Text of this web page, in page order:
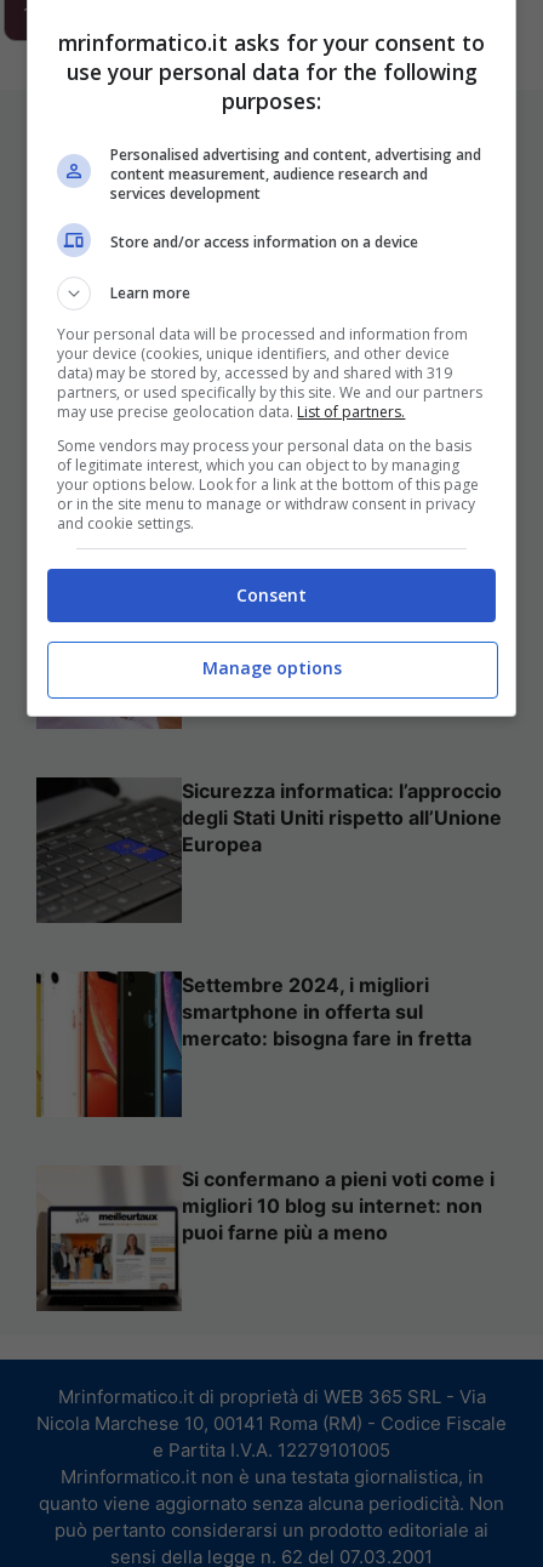
1
I Pro E I Contro Di Una Nuova Moda
Che Punta A Cambiare Il Tabacco
Per Sempre
25 Novembre 2025
Come mettere in sicurezza il
proprio sito web
Sicurezza informatica: l’approccio
degli Stati Uniti rispetto all’Unione
Europea
Settembre 2024, i migliori
smartphone in offerta sul
mercato: bisogna fare in fretta
Si confermano a pieni voti come i
migliori 10 blog su internet: non
puoi farne più a meno
Mrinformatico.it di proprietà di WEB 365 SRL - Via
Nicola Marchese 10, 00141 Roma (RM) - Codice Fiscale
e Partita I.V.A. 12279101005
Mrinformatico.it non è una testata giornalistica, in
quanto viene aggiornato senza alcuna periodicità. Non
può pertanto considerarsi un prodotto editoriale ai
sensi della legge n. 62 del 07.03.2001
mrinformatico.it asks for your consent to
use your personal data for the following
purposes:
Personalised advertising and content, advertising and
content measurement, audience research and
services development
Store and/or access information on a device
Learn more
Your personal data will be processed and information from
your device (cookies, unique identifiers, and other device
data) may be stored by, accessed by and shared with 319
partners, or used specifically by this site. We and our partners
may use precise geolocation data. List of partners.
Some vendors may process your personal data on the basis
of legitimate interest, which you can object to by managing
your options below. Look for a link at the bottom of this page
or in the site menu to manage or withdraw consent in privacy
and cookie settings.
Consent
Manage options